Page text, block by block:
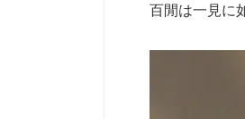
百閒は一見に